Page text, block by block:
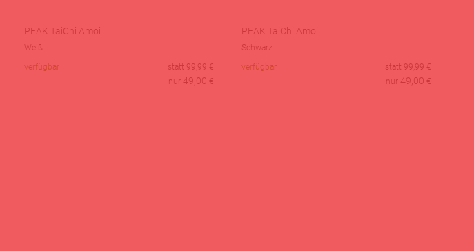
PEAK TaiChi Amoi
Weiß
verfügbar
statt 99,99 €
nur 49,00 €
PEAK TaiChi Amoi
Schwarz
verfügbar
statt 99,99 €
nur 49,00 €